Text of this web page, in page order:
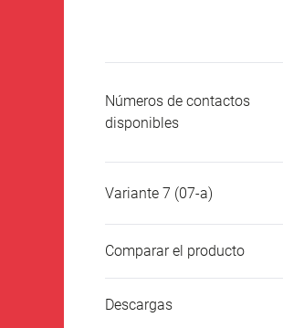
Números de contactos
disponibles
Variante 7 (07-a)
Comparar el producto
Descargas